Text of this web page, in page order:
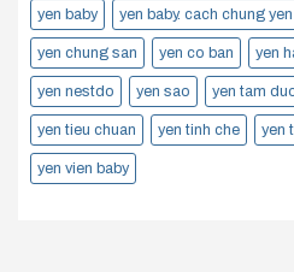
yen baby yen baby. cach chung yen
yen chung san yen co ban yen
yen nestdo yen sao yen tam
yen tieu chuan yen tinh che yen
yen vien baby